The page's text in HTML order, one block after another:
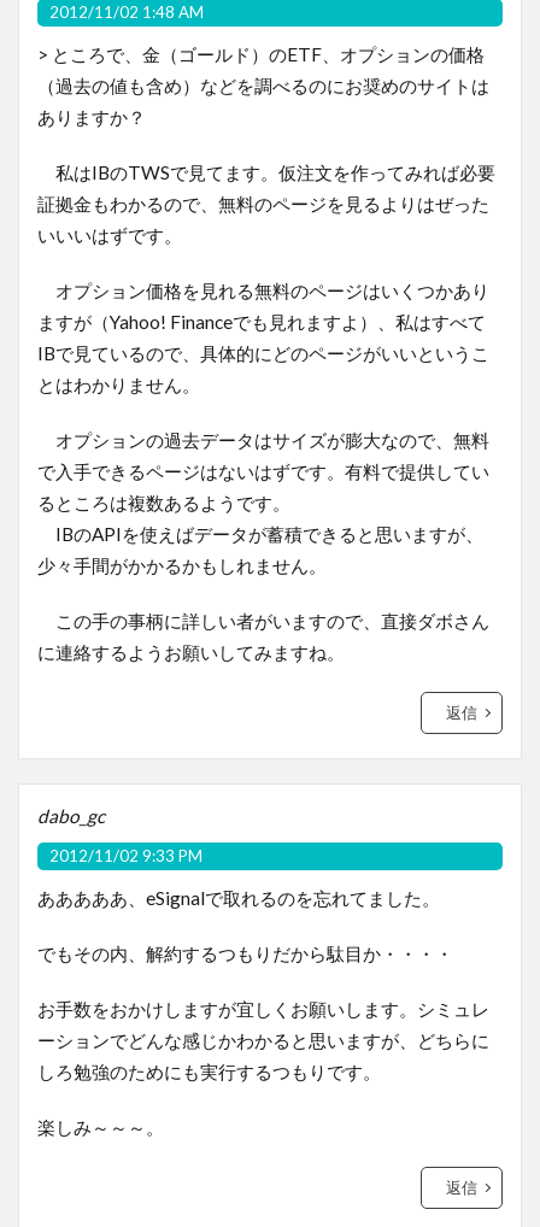
2012/11/02 1:48 AM
> ところで、金（ゴールド）のETF、オプションの価格
（過去の値も含め）などを調べるのにお奨めのサイトは
ありますか？
私はIBのTWSで見てます。仮注文を作ってみれば必要
証拠金もわかるので、無料のページを見るよりはぜった
いいいはずです。
オプション価格を見れる無料のページはいくつかあり
ますが（Yahoo! Financeでも見れますよ）、私はすべて
IBで見ているので、具体的にどのページがいいというこ
とはわかりません。
オプションの過去データはサイズが膨大なので、無料
で入手できるページはないはずです。有料で提供してい
るところは複数あるようです。
IBのAPIを使えばデータが蓄積できると思いますが、
少々手間がかかるかもしれません。
この手の事柄に詳しい者がいますので、直接ダボさん
に連絡するようお願いしてみますね。
返信
dabo_gc
2012/11/02 9:33 PM
あああああ、eSignalで取れるのを忘れてました。
でもその内、解約するつもりだから駄目か・・・・
お手数をおかけしますが宜しくお願いします。シミュレ
ーションでどんな感じかわかると思いますが、どちらに
しろ勉強のためにも実行するつもりです。
楽しみ～～～。
返信